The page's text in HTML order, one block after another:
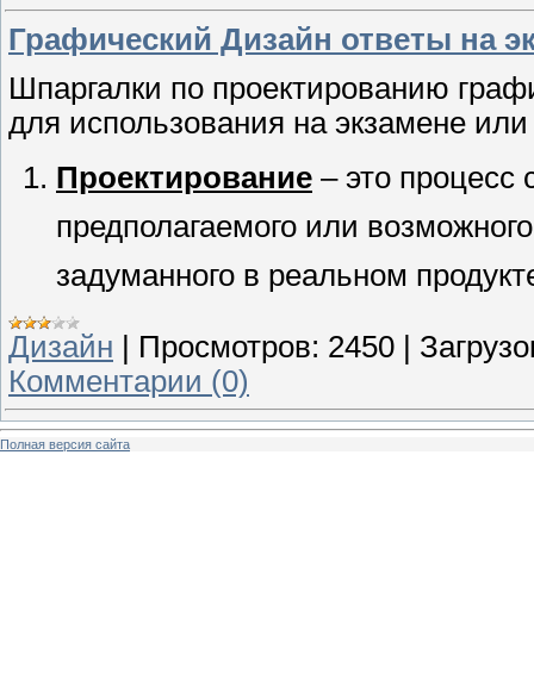
Графический Дизайн ответы на
Шпаргалки по проектированию
для использования на экзамене или
Проектирование – это процесс
предполагаемого или
задуманного в реальном
Дизайн | Просмотров: 2450 |
Комментарии (0)
Полная версия сайта